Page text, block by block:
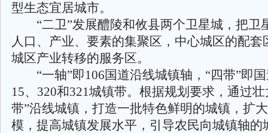
型生态宜居城市。
“二卫”发展醴陵和攸县两个卫星城，把卫
人口、产业、要素的集聚区，中心城区的配套
城区产业转移的服务区。
“一轴”即106国道沿线城镇轴，“四带”即国
15、320和321城镇带。根据规划要求，通过
带”沿线城镇，打造一批特色鲜明的城镇，扩
模，提高城镇发展水平，引导农民向城镇轴的